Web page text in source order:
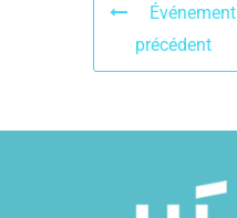
Événement
précédent